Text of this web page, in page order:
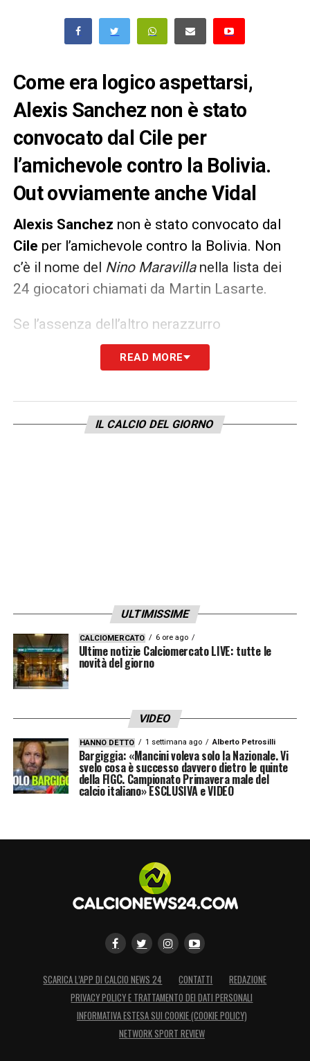
Come era logico aspettarsi,
Alexis Sanchez non è stato
convocato dal Cile per
l’amichevole contro la Bolivia.
Out ovviamente anche Vidal
Alexis Sanchez non è stato convocato dal
Cile per l’amichevole contro la Bolivia. Non
c’è il nome del Nino Maravillanella lista dei
24 giocatori chiamati da Martin Lasarte.
Se l’assenza dell’altro nerazzurro
era scontata perché sta
recuperando dalla recentissima operazione
di Milano ha bloccato i nerazzurri
READ MORE
IL CALCIO DEL GIORNO
ULTIMISSIME
CALCIOMERCATO 6 ore ago
Ultime notizie Calciomercato LIVE: tutte le
novità del giorno
VIDEO
HANNO DETTO 1 settimana ago Alberto Petrosilli
Bargiggia: «Mancini voleva solo la Nazionale. Vi
svelo cosa è successo davvero dietro le quinte
della FIGC. Campionato Primavera male del
calcio italiano» ESCLUSIVA e VIDEO
SCARICA L’APP DI CALCIO NEWS 24 CONTATTI
REDAZIONE
PRIVACY POLICY E TRATTAMENTO DEI DATI PERSONALI
INFORMATIVA ESTESA SUI COOKIE (COOKIE POLICY)
NETWORK SPORT REVIEW